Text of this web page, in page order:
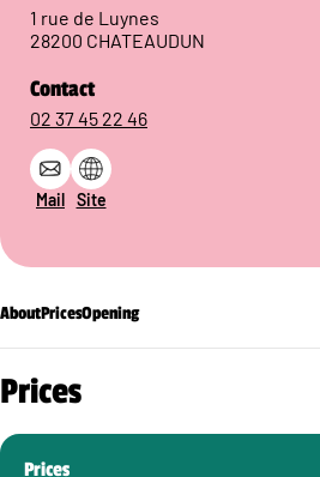
1 rue de Luynes
28200 CHATEAUDUN
Contact
02 37 45 22 46
Mail Site
AboutPricesOpening
Prices
Prices